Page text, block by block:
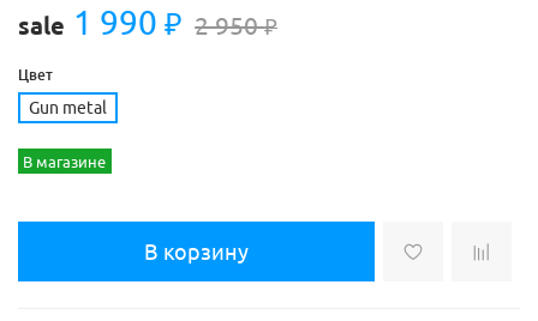
sale 1 990 ₽ 2 950₽
Цвет
Gun metal
В магазине
В корзину